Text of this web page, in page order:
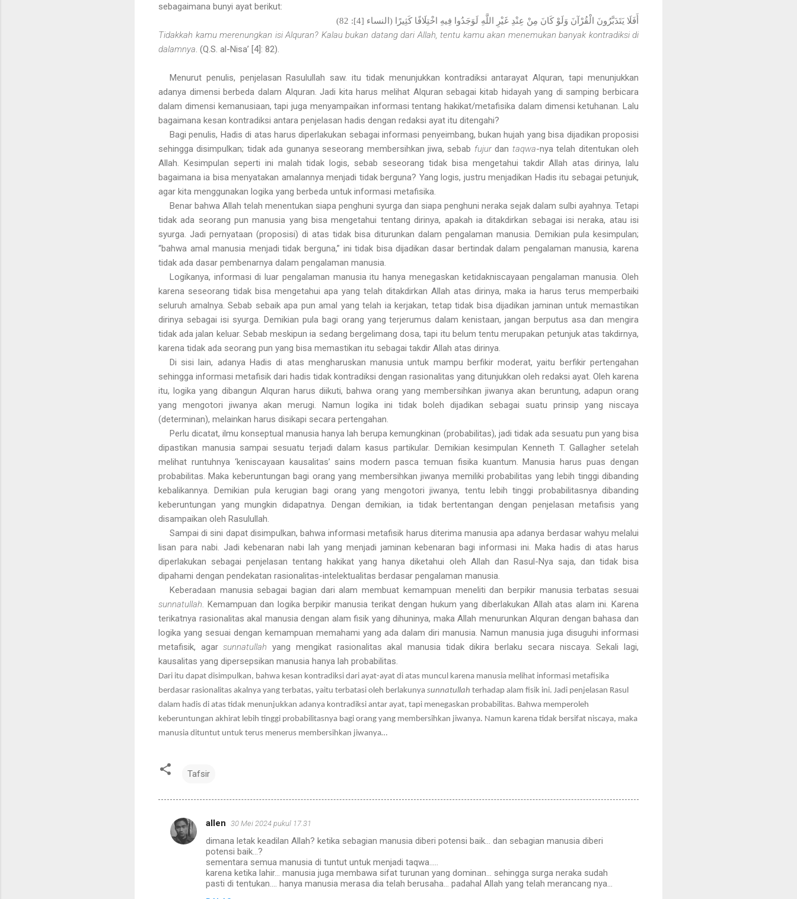
sebagaimana bunyi ayat berikut:
أَفَلَا يَتَدَبَّرُونَ الْقُرْآنَ وَلَوْ كَانَ مِنْ عِنْدِ غَيْرِ اللَّهِ لَوَجَدُوا فِيهِ اخْتِلَافًا كَثِيرًا (النساء [4]: 82)
Tidakkah kamu merenungkan isi Alquran? Kalau bukan datang dari Allah, tentu kamu akan menemukan banyak kontradiksi di
dalamnya . (Q.S. al-Nisa’ [4]: 82).
Menurut penulis, penjelasan Rasulullah saw. itu tidak menunjukkan kontradiksi antarayat Alquran, tapi menunjukkan
adanya dimensi berbeda dalam Alquran. Jadi kita harus melihat Alquran sebagai kitab hidayah yang di samping berbicara
dalam dimensi kemanusiaan, tapi juga menyampaikan informasi tentang hakikat/metafisika dalam dimensi ketuhanan. Lalu
bagaimana kesan kontradiksi antara penjelasan hadis dengan redaksi ayat itu ditengahi?
Bagi penulis, Hadis di atas harus diperlakukan sebagai informasi penyeimbang, bukan hujah yang bisa dijadikan proposisi
sehingga disimpulkan; tidak ada gunanya seseorang membersihkan jiwa, sebab fujurdan taqwa-nya telah ditentukan oleh
Allah. Kesimpulan seperti ini malah tidak logis, sebab seseorang tidak bisa mengetahui takdir Allah atas dirinya, lalu
bagaimana ia bisa menyatakan amalannya menjadi tidak berguna? Yang logis, justru menjadikan Hadis itu sebagai petunjuk,
agar kita menggunakan logika yang berbeda untuk informasi metafisika.
Benar bahwa Allah telah menentukan siapa penghuni syurga dan siapa penghuni neraka sejak dalam sulbi ayahnya. Tetapi
tidak ada seorang pun manusia yang bisa mengetahui tentang dirinya, apakah ia ditakdirkan sebagai isi neraka, atau isi
syurga. Jadi pernyataan (proposisi) di atas tidak bisa diturunkan dalam pengalaman manusia. Demikian pula kesimpulan;
“bahwa amal manusia menjadi tidak berguna,” ini tidak bisa dijadikan dasar bertindak dalam pengalaman manusia, karena
tidak ada dasar pembenarnya dalam pengalaman manusia.
Logikanya, informasi di luar pengalaman manusia itu hanya menegaskan ketidakniscayaan pengalaman manusia. Oleh
karena seseorang tidak bisa mengetahui apa yang telah ditakdirkan Allah atas dirinya, maka ia harus terus memperbaiki
seluruh amalnya. Sebab sebaik apa pun amal yang telah ia kerjakan, tetap tidak bisa dijadikan jaminan untuk memastikan
dirinya sebagai isi syurga. Demikian pula bagi orang yang terjerumus dalam kenistaan, jangan berputus asa dan mengira
tidak ada jalan keluar. Sebab meskipun ia sedang bergelimang dosa, tapi itu belum tentu merupakan petunjuk atas takdirnya,
karena tidak ada seorang pun yang bisa memastikan itu sebagai takdir Allah atas dirinya.
Di sisi lain, adanya Hadis di atas mengharuskan manusia untuk mampu berfikir moderat, yaitu berfikir pertengahan
sehingga informasi metafisik dari hadis tidak kontradiksi dengan rasionalitas yang ditunjukkan oleh redaksi ayat. Oleh karena
itu, logika yang dibangun Alquran harus diikuti, bahwa orang yang membersihkan jiwanya akan beruntung, adapun orang
yang mengotori jiwanya akan merugi. Namun logika ini tidak boleh dijadikan sebagai suatu prinsip yang niscaya
(determinan), melainkan harus disikapi secara pertengahan.
Perlu dicatat, ilmu konseptual manusia hanya lah berupa kemungkinan (probabilitas), jadi tidak ada sesuatu pun yang bisa
dipastikan manusia sampai sesuatu terjadi dalam kasus partikular. Demikian kesimpulan Kenneth T. Gallagher setelah
melihat runtuhnya ‘keniscayaan kausalitas’ sains modern pasca temuan fisika kuantum. Manusia harus puas dengan
probabilitas. Maka keberuntungan bagi orang yang membersihkan jiwanya memiliki probabilitas yang lebih tinggi dibanding
kebalikannya. Demikian pula kerugian bagi orang yang mengotori jiwanya, tentu lebih tinggi probabilitasnya dibanding
keberuntungan yang mungkin didapatnya. Dengan demikian, ia tidak bertentangan dengan penjelasan metafisis yang
disampaikan oleh Rasulullah.
Sampai di sini dapat disimpulkan, bahwa informasi metafisik harus diterima manusia apa adanya berdasar wahyu melalui
lisan para nabi. Jadi kebenaran nabi lah yang menjadi jaminan kebenaran bagi informasi ini. Maka hadis di atas harus
diperlakukan sebagai penjelasan tentang hakikat yang hanya diketahui oleh Allah dan Rasul-Nya saja, dan tidak bisa
dipahami dengan pendekatan rasionalitas-intelektualitas berdasar pengalaman manusia.
Keberadaan manusia sebagai bagian dari alam membuat kemampuan meneliti dan berpikir manusia terbatas sesuai
sunnatullah . Kemampuan dan logika berpikir manusia terikat dengan hukum yang diberlakukan Allah atas alam ini. Karena
terikatnya rasionalitas akal manusia dengan alam fisik yang dihuninya, maka Allah menurunkan Alquran dengan bahasa dan
logika yang sesuai dengan kemampuan memahami yang ada dalam diri manusia. Namun manusia juga disuguhi informasi
metafisik, agarsunnatullah yang mengikat rasionalitas akal manusia tidak dikira berlaku secara niscaya. Sekali lagi,
kausalitas yang dipersepsikan manusia hanya lah probabilitas.
Dari itu dapat disimpulkan, bahwa kesan kontradiksi dari ayat-ayat di atas muncul karena manusia melihat informasi metafisika
berdasar rasionalitas akalnya yang terbatas, yaitu terbatasi oleh berlakunya sunnatullah terhadap alam fisik ini. Jadi penjelasan Rasul
dalam hadis di atas tidak menunjukkan adanya kontradiksi antar ayat, tapi menegaskan probabilitas. Bahwa memperoleh
keberuntungan akhirat lebih tinggi probabilitasnya bagi orang yang membersihkan jiwanya. Namun karena tidak bersifat niscaya, maka
manusia dituntut untuk terus menerus membersihkan jiwanya…
Tafsir
K
allen 30 Mei 2024 pukul 17.31
dimana letak keadilan Allah? ketika sebagian manusia diberi potensi baik... dan sebagian manusia diberi
potensi baik...?
sementara semua manusia di tuntut untuk menjadi taqwa.....
karena ketika lahir... manusia juga membawa sifat turunan yang dominan... sehingga surga neraka sudah
pasti di tentukan.... hanya manusia merasa dia telah berusaha... padahal Allah yang telah merancang nya...